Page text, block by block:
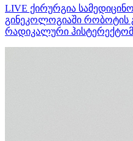
LIVE ქირურგია
გინეკოლოგიაში რობოტის
რადიკალური